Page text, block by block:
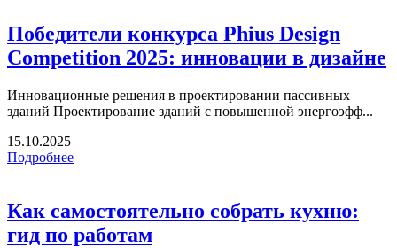
Победители конкурса Phius Design
Competition 2025: инновации в дизайне
Инновационные решения в проектировании пассивных
зданий Проектирование зданий с повышенной энергоэфф...
15.10.2025
Подробнее
Как самостоятельно собрать кухню:
гид по работам